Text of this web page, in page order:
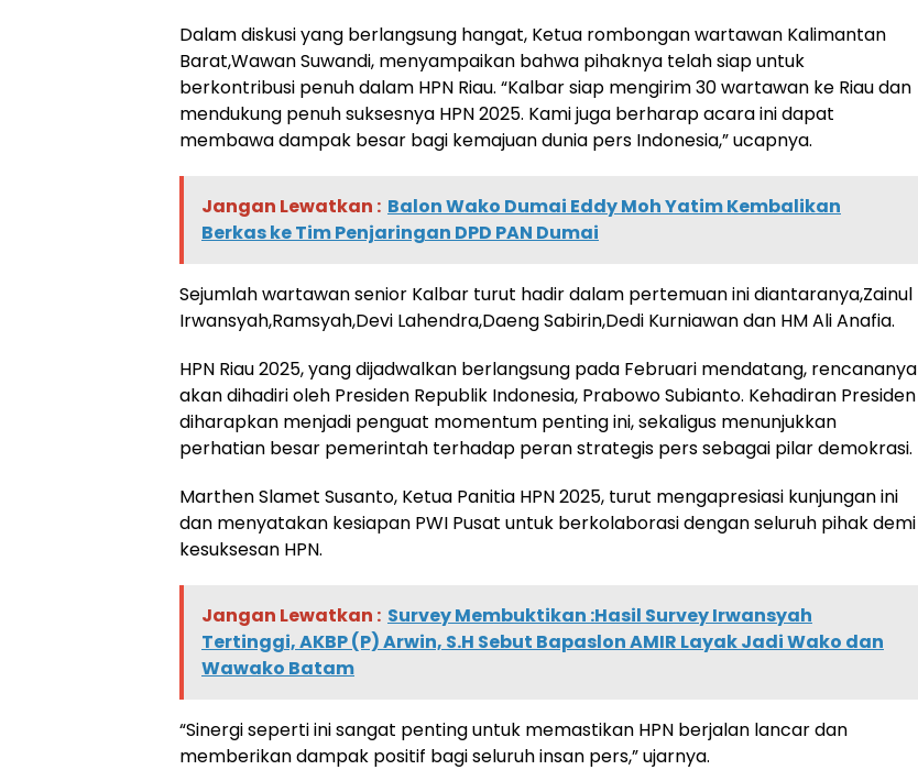
Dalam diskusi yang berlangsung hangat, Ketua rombongan wartawan Kalimantan
Barat,Wawan Suwandi, menyampaikan bahwa pihaknya telah siap untuk
berkontribusi penuh dalam HPN Riau. “Kalbar siap mengirim 30 wartawan ke Riau dan
mendukung penuh suksesnya HPN 2025. Kami juga berharap acara ini dapat
membawa dampak besar bagi kemajuan dunia pers Indonesia,” ucapnya.
Jangan Lewatkan : Balon Wako Dumai Eddy Moh Yatim Kembalikan
Berkas ke Tim Penjaringan DPD PAN Dumai
Sejumlah wartawan senior Kalbar turut hadir dalam pertemuan ini diantaranya,Zainul
Irwansyah,Ramsyah,Devi Lahendra,Daeng Sabirin,Dedi Kurniawan dan HM Ali Anafia.
HPN Riau 2025, yang dijadwalkan berlangsung pada Februari mendatang, rencananya
akan dihadiri oleh Presiden Republik Indonesia, Prabowo Subianto. Kehadiran Presiden
diharapkan menjadi penguat momentum penting ini, sekaligus menunjukkan
perhatian besar pemerintah terhadap peran strategis pers sebagai pilar demokrasi.
Marthen Slamet Susanto, Ketua Panitia HPN 2025, turut mengapresiasi kunjungan ini
dan menyatakan kesiapan PWI Pusat untuk berkolaborasi dengan seluruh pihak demi
kesuksesan HPN.
Jangan Lewatkan : Survey Membuktikan :Hasil Survey Irwansyah
Tertinggi, AKBP (P) Arwin, S.H Sebut Bapaslon AMIR Layak Jadi Wako dan
Wawako Batam
“Sinergi seperti ini sangat penting untuk memastikan HPN berjalan lancar dan
memberikan dampak positif bagi seluruh insan pers,” ujarnya.